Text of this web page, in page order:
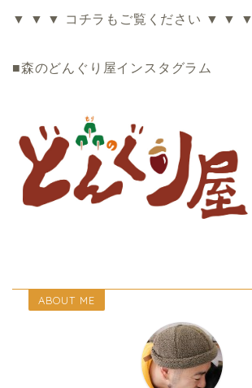
▼ ▼ ▼ コチラもご覧ください ▼ ▼ ▼
■森のどんぐり屋インスタグラム
ABOUT ME